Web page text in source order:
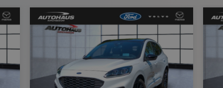
Rücksitze klapp- und teilbar
Seitenairbag vorn
Sitzheizung vorn u. hinten
Sportfahrwerk
Sportsitze